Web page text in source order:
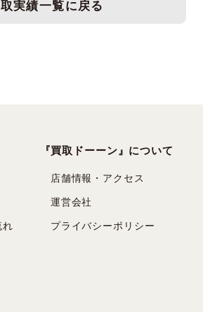
実績一覧に戻る
れ
『買取ドーーン』について
店舗情報・アクセス
運営会社
プライバシーポリシー